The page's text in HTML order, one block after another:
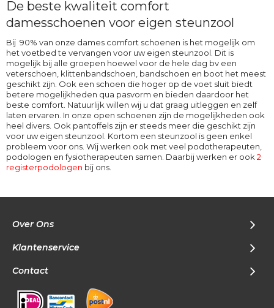
De beste kwaliteit comfort
damesschoenen voor eigen steunzool
Bij 90% van onze dames comfort schoenen is het mogelijk om
het voetbed te vervangen voor uw eigen steunzool. Dit is
mogelijk bij alle groepen hoewel voor de hele dag bv een
veterschoen, klittenbandschoen, bandschoen en boot het meest
geschikt zijn. Ook een schoen die hoger op de voet sluit biedt
betere mogelijkheden qua pasvorm en bieden daardoor het
beste comfort. Natuurlijk willen wij u dat graag uitleggen en zelf
laten ervaren. In onze open schoenen zijn de mogelijkheden ook
heel divers. Ook pantoffels zijn er steeds meer die geschikt zijn
voor uw eigen steunzool. Kortom een steunzool is geen enkel
probleem voor ons. Wij werken ook met veel podotherapeuten,
podologen en fysiotherapeuten samen. Daarbij werken er ook2
registerpodologen bij ons.
Over Ons
Klantenservice
Contact